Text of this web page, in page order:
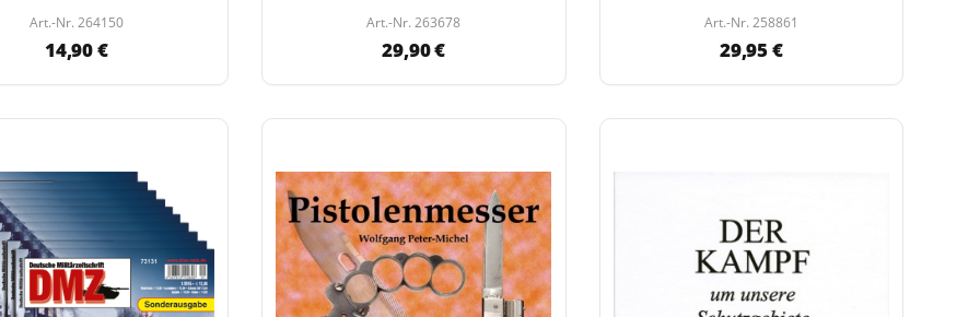
Art.-Nr. 264150
14,90 €
Art.-Nr. 263678
29,90 €
Art.-Nr. 258861
29,95 €